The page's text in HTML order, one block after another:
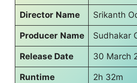
Director Name Srikanth
Producer Name Sudhakar
Release Date 30 March
Runtime 2h 32m